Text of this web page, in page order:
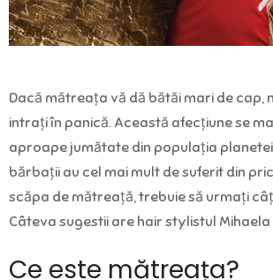
Dacă mătreața vă dă bătăi mari de cap,
intrați în panică. Această afecțiune se
aproape jumătate din populația
bărbații au cel mai mult de suferit din
scăpa de mătreață, trebuie să urmați
Câteva sugestii are hair stylistul Mihaela
Ce este mătreața?